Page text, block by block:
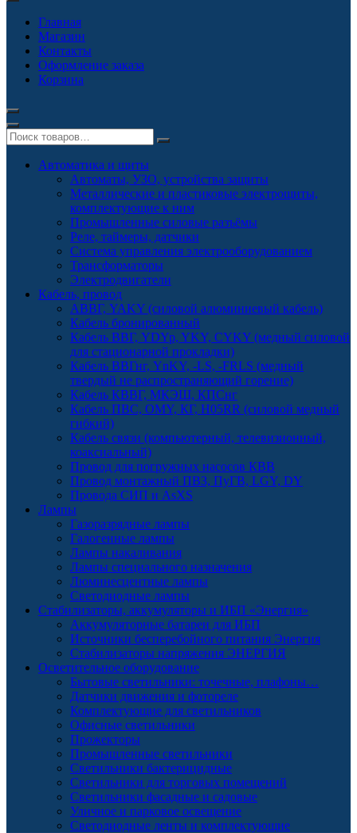
Главная
Магазин
Контакты
Оформление заказа
Корзина
Автоматика и щиты
Автоматы, УЗО, устройства защиты
Металлические и пластиковые электрощиты,
комплектующие к ним
Промышленные силовые разъёмы
Реле, таймеры, датчики
Система управления электрооборудованием
Трансформаторы
Электродвигатели
Кабель, провод
АВВГ, YAKY (силовой алюминиевый кабель)
Кабель бронированный
Кабель ВВГ, YDYp, YKY, CYKY (медный силовой
для стационарной прокладки)
Кабель ВВГнг, YnKY, -LS, -FRLS (медный
твердый не распространяющий горение)
Кабель КВВГ, МКЭШ, КПСнг
Кабель ПВС, OMY, КГ, H05RR (силовой медный
гибкий)
Кабель связи (компьютерный, телевизионный,
коаксиальный)
Провод для погружных насосов КВВ
Провод монтажный ПВЗ, ПуГВ, LGY, DY
Провода СИП и AsXS
Лампы
Газоразрядные лампы
Галогенные лампы
Лампы накаливания
Лампы специального назначения
Люминесцентные лампы
Светодиодные лампы
Стабилизаторы, аккумуляторы и ИБП «Энергия»
Аккумуляторные батареи для ИБП
Источники бесперебойного питания Энергия
Стабилизаторы напряжения ЭНЕРГИЯ
Осветительное оборудование
Бытовые светильники: точечные, плафоны…
Датчики движения и фотореле
Комплектующие для светильников
Офисные светильники
Прожекторы
Промышленные светильники
Светильники бактерицидные
Светильники для торговых помещений
Светильники фасадные и садовые
Уличное и парковое освещение
Светодиодные ленты и комплектующие